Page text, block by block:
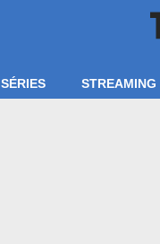
SÉRIES STREAMING